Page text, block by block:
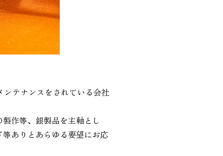
テナンスをされている会社
作等、銀製品を主軸とし
ありとあらゆる要望にお応